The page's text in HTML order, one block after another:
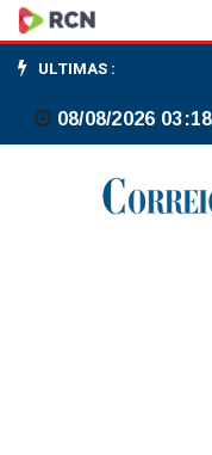
Ericsson
pode
cortar
ULTIMAS :
08/08/2026 03:18